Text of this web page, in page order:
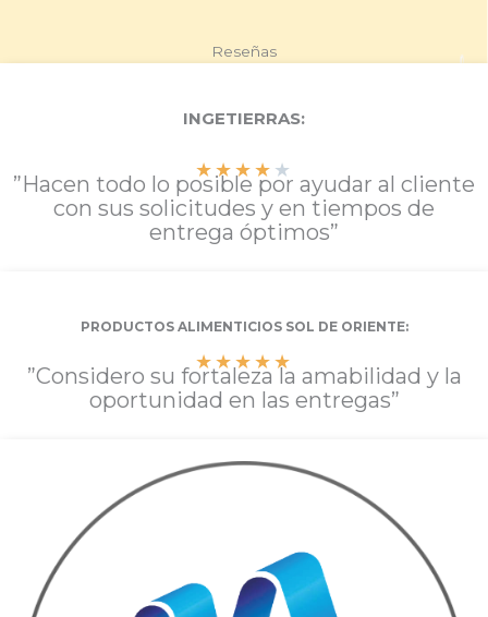
Reseñas
INGETIERRAS:
★★★★ ★
”Hacen todo lo posible por ayudar al cliente
con sus solicitudes y en tiempos de
entrega óptimos”
PRODUCTOS ALIMENTICIOS SOL DE ORIENTE:
★★★★★
”Considero su fortaleza la amabilidad y la
oportunidad en las entregas”